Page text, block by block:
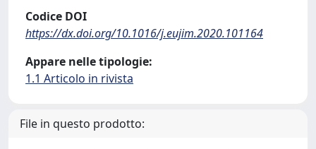
Codice DOI
https://dx.doi.org/10.1016/j.eujim.2020.101164
Appare nelle tipologie:
1.1 Articolo in rivista
File in questo prodotto: